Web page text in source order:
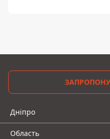
Дніпро
Область